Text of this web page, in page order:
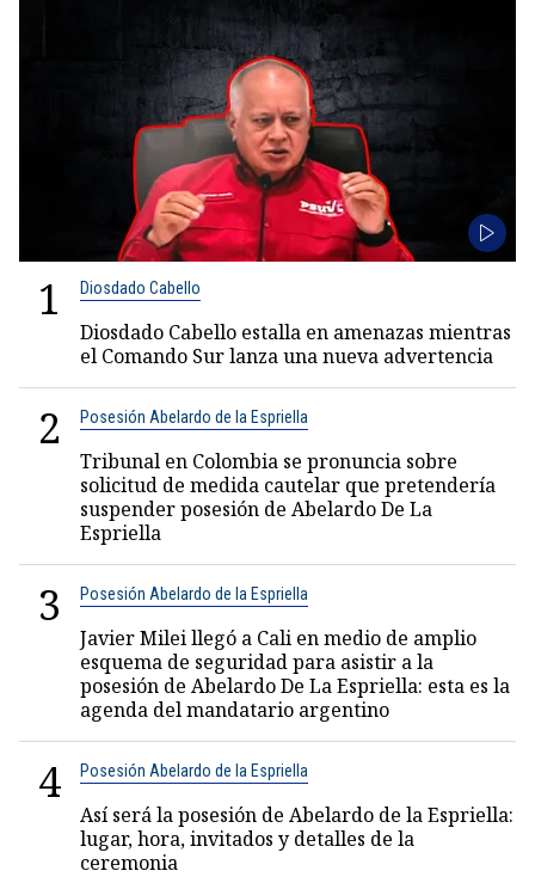
1 Diosdado Cabello
Diosdado Cabello estalla en amenazas mientras
el Comando Sur lanza una nueva advertencia
2 Posesión Abelardo de la Espriella
Tribunal en Colombia se pronuncia sobre
solicitud de medida cautelar que pretendería
suspender posesión de Abelardo De La
Espriella
3 Posesión Abelardo de la Espriella
Javier Milei llegó a Cali en medio de amplio
esquema de seguridad para asistir a la
posesión de Abelardo De La Espriella: esta es la
agenda del mandatario argentino
4 Posesión Abelardo de la Espriella
Así será la posesión de Abelardo de la Espriella:
lugar, hora, invitados y detalles de la
ceremonia